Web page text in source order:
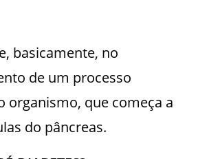
basicamente, no
de um processo
organismo, que começa a
do pâncreas.